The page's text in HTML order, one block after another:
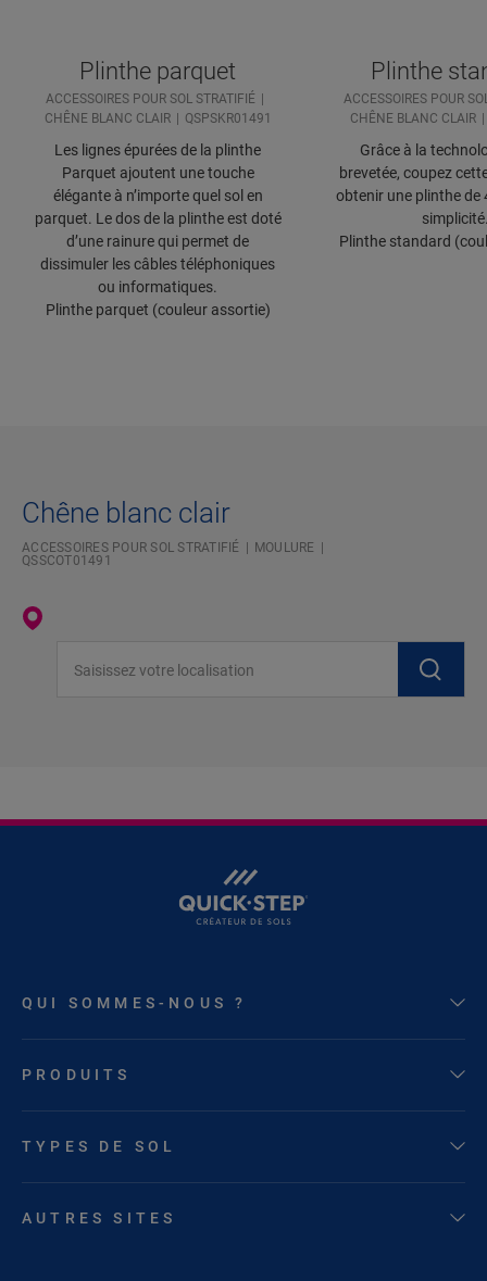
Plinthe parquet
ACCESSOIRES POUR SOL STRATIFIÉ
CHÊNE BLANC CLAIR
QSPSKR01491
Les lignes épurées de la plinthe
Parquet ajoutent une touche
élégante à n’importe quel sol en
parquet. Le dos de la plinthe est doté
d’une rainure qui permet de
dissimuler les câbles téléphoniques
ou informatiques.
Plinthe parquet (couleur assortie)
Plinthe
ACCESSOIRES POUR
CHÊNE BLANC CLAIR
Grâce à la
brevetée, coupez
obtenir une plinthe de
Plinthe standard
Chêne blanc clair
ACCESSOIRES POUR SOL STRATIFIÉ
MOULURE
QSSCOT01491
QUI SOMMES-NOUS ?
PRODUITS
TYPES DE SOL
AUTRES SITES